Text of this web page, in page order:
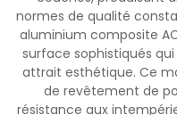
normes de qualité
aluminium composite
surface sophistiqués
attrait esthétique. Ce
de revêtement de
résistance aux